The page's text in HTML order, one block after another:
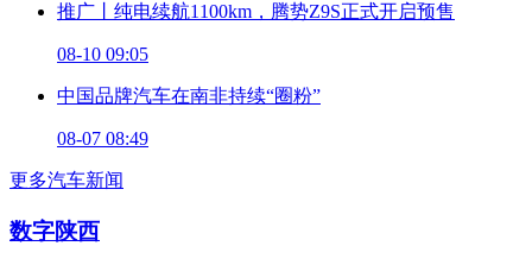
推广丨纯电续航1100km，腾势Z9S正式开启预售
08-10 09:05
中国品牌汽车在南非持续“圈粉”
08-07 08:49
更多汽车新闻
数字陕西